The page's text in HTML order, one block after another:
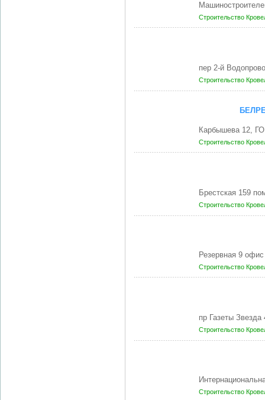
Строительство
пер 2-й
Строительство
Карбышева 12,
Строительство
Брестская 159
Строительство
Резервная 9
Строительство
пр Газеты
Строительство
Строительство